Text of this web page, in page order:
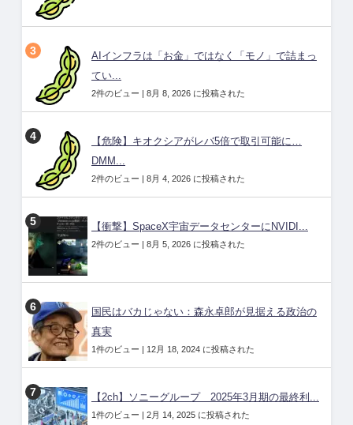
AIインフラは「お金」ではなく「モノ」で詰まっ
てい...
2件のビュー | 8月 8, 2026 に投稿された
【危険】キオクシアがレバ5倍で取引可能に…
DMM...
2件のビュー | 8月 4, 2026 に投稿された
【衝撃】SpaceX宇宙データセンターにNVIDI...
2件のビュー | 8月 5, 2026 に投稿された
国民はバカじゃない：森永卓郎が見据える政治の
真実
1件のビュー | 12月 18, 2024 に投稿された
【2ch】ソニーグループ 2025年3月期の最終利...
1件のビュー | 2月 14, 2025 に投稿された